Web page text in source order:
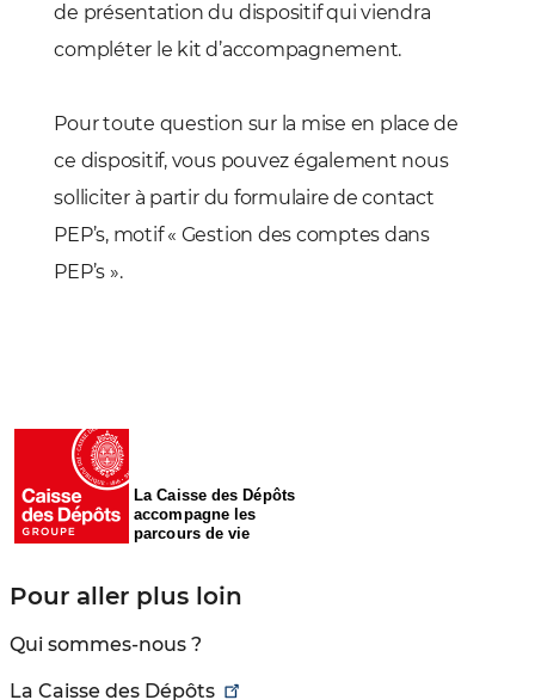
de présentation du dispositif qui viendra
compléter le kit d’accompagnement.
Pour toute question sur la mise en place de
ce dispositif, vous pouvez également nous
solliciter à partir du formulaire de contact
PEP’s, motif « Gestion des comptes dans
PEP’s ».
La Caisse des Dépôts
accompagne les
parcours de vie
Pour aller plus loin
Qui sommes-nous ?
La Caisse des Dépôts